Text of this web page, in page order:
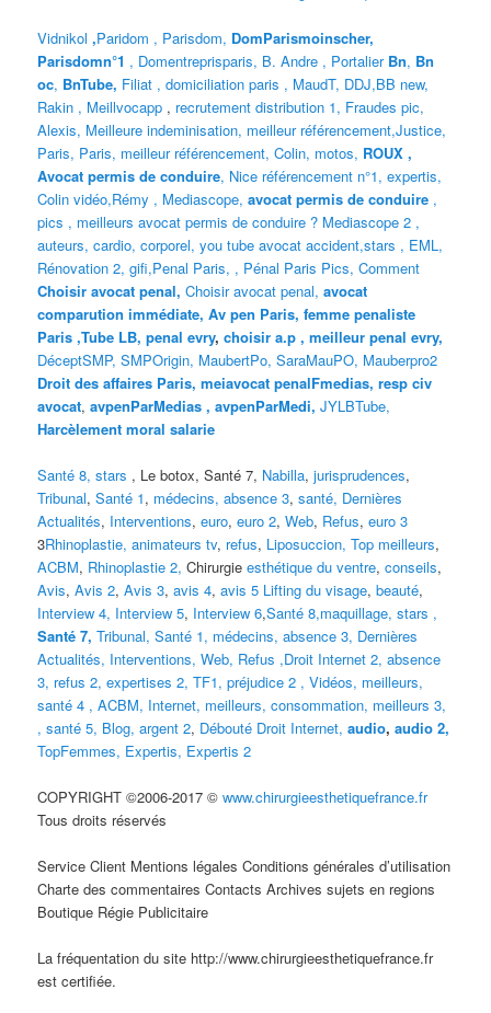
Vidnikol,Paridom , Parisdom, DomParismoinscher,
Parisdomn°1 , Domentreprisparis, B. Andre , Portalier Bn, Bn
oc, BnTube, Filiat ,domiciliation paris , MaudT, DDJ,BB new,
Rakin , Meillvocapp , recrutement distribution 1, Fraudes pic,
Alexis, Meilleure indeminisation, meilleur référencement,Justice,
Paris, Paris, meilleur référencement,Colin, motos, ROUX,
Avocat permis de conduire, Nice référencement n°1,expertis,
Colin vidéo,Rémy , Mediascope,avocat permis de conduire ,
pics , meilleurs avocat permis de conduire ? Mediascope 2 ,
auteurs,cardio,corporel,you tube avocat accident,stars , EML,
Rénovation 2, gifi,Penal Paris, , Pénal Paris Pics,Comment
Choisir avocat penal,Choisir avocat penal,avocat
comparution immédiate,Av pen Paris,femme penaliste
Paris,Tube LB,penal evry,choisir a.p ,meilleur penal evry,
DéceptSMP,SMPOrigin, MaubertPo,SaraMauPO, Mauberpro2
Droit des affaires Paris,meiavocat penalFmedias,resp civ
avocat,avpenParMedias ,avpenParMedi,JYLBTube,
Harcèlement moral salarie
Santé 8, stars , Le botox, Santé 7, Nabilla,jurisprudences,
Tribunal,Santé 1, médecins, absence 3,santé, Dernières
Actualités, Interventions,euro,euro 2,Web, Refus, euro 3
3Rhinoplastie, animateurs tv, refus, Liposuccion,Top meilleurs,
ACBM, Rhinoplastie 2, Chirurgieesthétique du ventre,conseils,
Avis,Avis 2,Avis 3,avis 4, avis 5 Lifting du visage, beauté,
Interview 4, Interview 5, Interview 6,Santé 8,maquillage,stars ,
Santé 7, Tribunal, Santé 1, médecins,absence 3, Dernières
Actualités, Interventions,Web, Refus ,Droit Internet 2,absence
3, refus 2,expertises 2,TF1,préjudice 2 ,Vidéos, meilleurs,
santé 4 ,ACBM, Internet, meilleurs,consommation, meilleurs 3,
, santé 5, Blog, argent 2, Débouté Droit Internet,audio, audio 2,
TopFemmes, Expertis, Expertis 2
COPYRIGHT ©2006-2017 ©www.chirurgieesthetiquefrance.fr
Tous droits réservés
Service Client Mentions légales Conditions générales d’utilisation
Charte des commentaires Contacts Archives sujets en regions
Boutique Régie Publicitaire
La fréquentation du site http://www.chirurgieesthetiquefrance.fr
est certifiée.